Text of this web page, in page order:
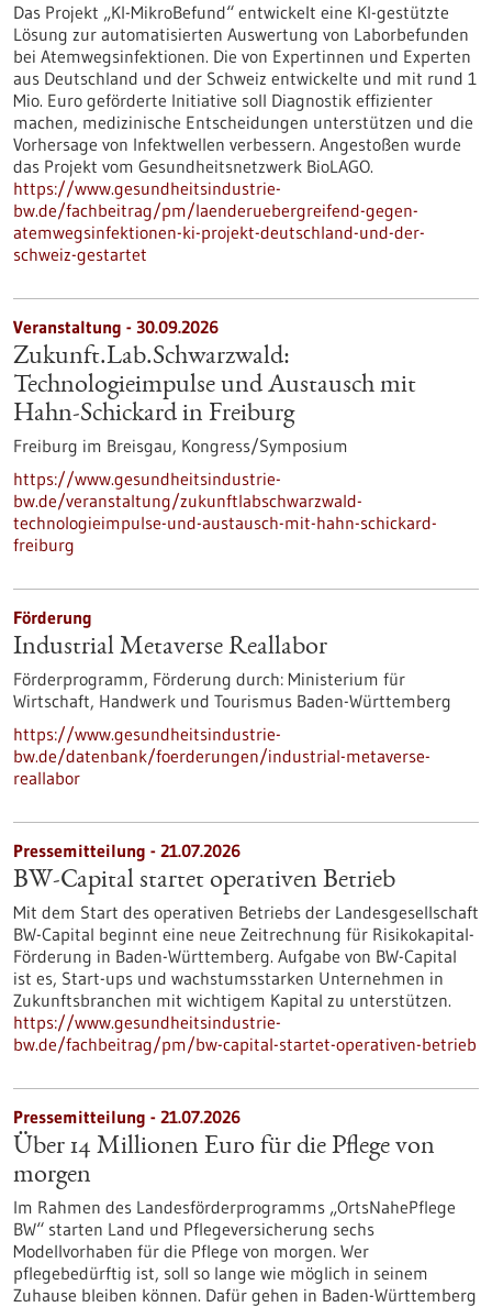
Das Projekt „KI-MikroBefund“ entwickelt eine KI-gestützte
Lösung zur automatisierten Auswertung von Laborbefunden
bei Atemwegsinfektionen. Die von Expertinnen und Experten
aus Deutschland und der Schweiz entwickelte und mit rund 1
Mio. Euro geförderte Initiative soll Diagnostik effizienter
machen, medizinische Entscheidungen unterstützen und die
Vorhersage von Infektwellen verbessern. Angestoßen wurde
das Projekt vom Gesundheitsnetzwerk BioLAGO.
https://www.gesundheitsindustrie-
bw.de/fachbeitrag/pm/laenderuebergreifend-gegen-
atemwegsinfektionen-ki-projekt-deutschland-und-der-
schweiz-gestartet
Veranstaltung - 30.09.2026
Zukunft.Lab.Schwarzwald:
Technologieimpulse und Austausch mit
Hahn-Schickard in Freiburg
Freiburg im Breisgau, Kongress/Symposium
https://www.gesundheitsindustrie-
bw.de/veranstaltung/zukunftlabschwarzwald-
technologieimpulse-und-austausch-mit-hahn-schickard-
freiburg
Förderung
Industrial Metaverse Reallabor
Förderprogramm, Förderung durch: Ministerium für
Wirtschaft, Handwerk und Tourismus Baden-Württemberg
https://www.gesundheitsindustrie-
bw.de/datenbank/foerderungen/industrial-metaverse-
reallabor
Pressemitteilung - 21.07.2026
BW-Capital startet operativen Betrieb
Mit dem Start des operativen Betriebs der Landesgesellschaft
BW-Capital beginnt eine neue Zeitrechnung für Risikokapital-
Förderung in Baden-Württemberg. Aufgabe von BW-Capital
ist es, Start-ups und wachstumsstarken Unternehmen in
Zukunftsbranchen mit wichtigem Kapital zu unterstützen.
https://www.gesundheitsindustrie-
bw.de/fachbeitrag/pm/bw-capital-startet-operativen-betrieb
Pressemitteilung - 21.07.2026
Über 14 Millionen Euro für die Pflege von
morgen
Im Rahmen des Landesförderprogramms „OrtsNahePflege
BW“ starten Land und Pflegeversicherung sechs
Modellvorhaben für die Pflege von morgen. Wer
pflegebedürftig ist, soll so lange wie möglich in seinem
Zuhause bleiben können. Dafür gehen in Baden-Württemberg